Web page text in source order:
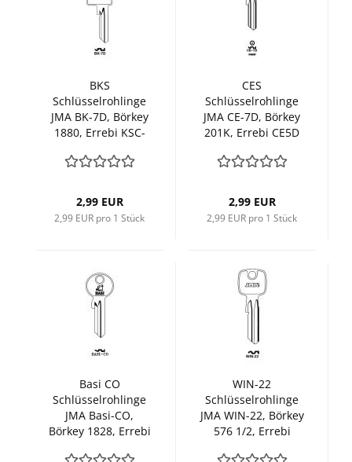
BKS
Schlüsselrohlinge
JMA BK-7D, Börkey
1880, Errebi KSC-
2,99 EUR
2,99 EUR pro 1 Stück
CES
Schlüsselrohlinge
JMA CE-7D, Börkey
201K, Errebi CE5D
2,99 EUR
2,99 EUR pro 1 Stück
Basi CO
Schlüsselrohlinge
JMA Basi-CO,
Börkey 1828, Errebi
WIN-22
Schlüsselrohlinge
JMA WIN-22, Börkey
576 1/2, Errebi